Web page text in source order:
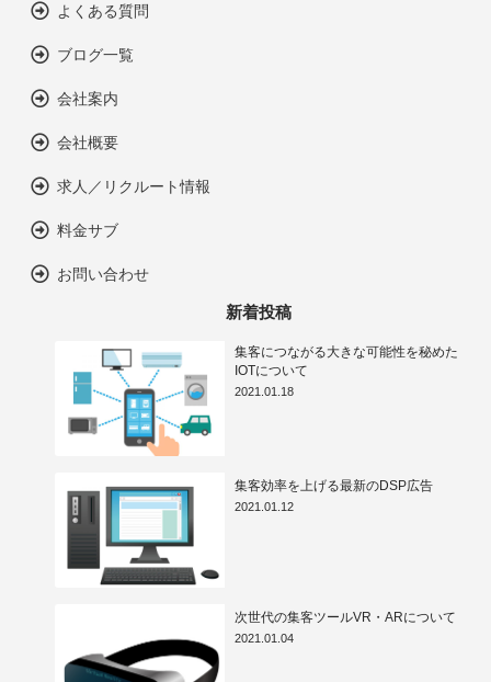
よくある質問
ブログ一覧
会社案内
会社概要
求人／リクルート情報
料金サブ
お問い合わせ
新着投稿
集客につながる大きな可能性を秘めた
IOTについて
2021.01.18
集客効率を上げる最新のDSP広告
2021.01.12
次世代の集客ツールVR・ARについて
2021.01.04